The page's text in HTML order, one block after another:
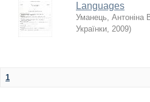
Languages
Уманець, Антоніна
Українки, 2009)
1